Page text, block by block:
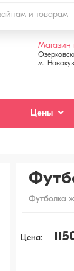
Магазин
м.
Цены
Футболка
Цена:
Отправить